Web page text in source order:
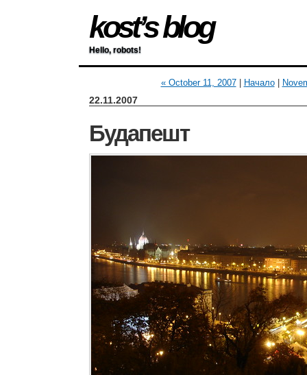
kost’s blog
Hello, robots!
« October 11, 2007| Начало|
22.11.2007
Будапешт